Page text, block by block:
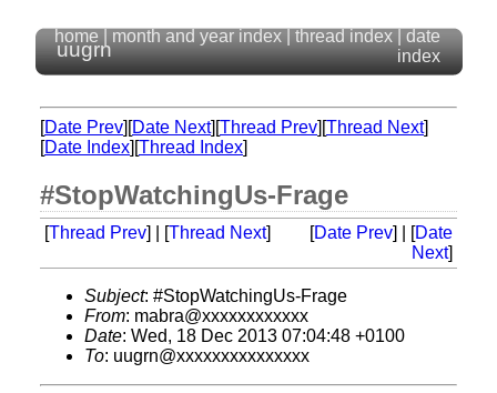
uugrn
home month and year index thread index
date
index
[Date Prev][Date Next][Thread Prev][Thread Next]
[Date Index][Thread Index]
#StopWatchingUs-Frage
[Thread Prev] | [Thread Next] [Date Prev] | [Date
Next]
Subject: #StopWatchingUs-Frage
From: mabra@xxxxxxxxxxxx
Date: Wed, 18 Dec 2013 07:04:48 +0100
To: uugrn@xxxxxxxxxxxxxxx